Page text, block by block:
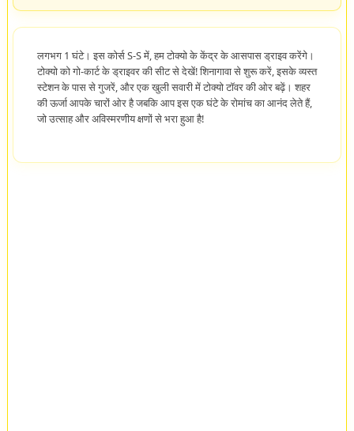
लगभग 1 घंटे। इस कोर्स S-S में, हम टोक्यो के केंद्र के आसपास ड्राइव करेंगे।
टोक्यो को गो-कार्ट के ड्राइवर की सीट से देखें! शिनागावा से शुरू करें, इसके व्यस्त
स्टेशन के पास से गुजरें, और एक खुली सवारी में टोक्यो टॉवर की ओर बढ़ें। शहर
की ऊर्जा आपके चारों ओर है जबकि आप इस एक घंटे के रोमांच का आनंद लेते हैं,
जो उत्साह और अविस्मरणीय क्षणों से भरा हुआ है!